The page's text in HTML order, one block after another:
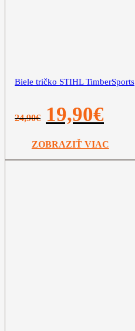
Biele tričko STIHL TimberSports
24,90€
Pôvodná
cena
24,90€.
19,90€
19,90€.
ZOBRAZIŤ VIAC